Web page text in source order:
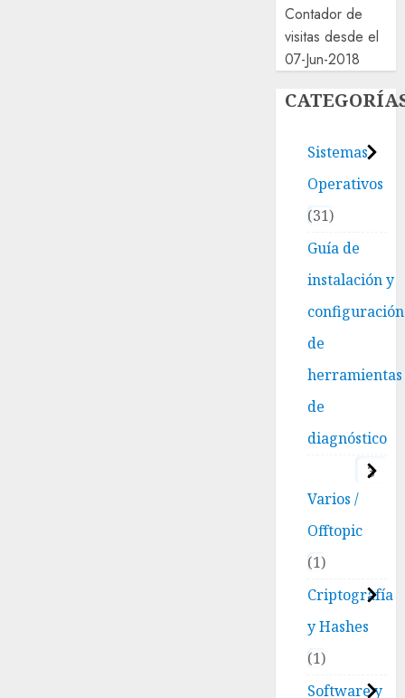
Contador de
visitas desde el
07-Jun-2018
Sistemas
Operativos
31
Guía de
instalación y
configuración
de
herramientas
de
diagnóstico
3
Varios /
Offtopic
1
Criptografía
y Hashes
1
Software y